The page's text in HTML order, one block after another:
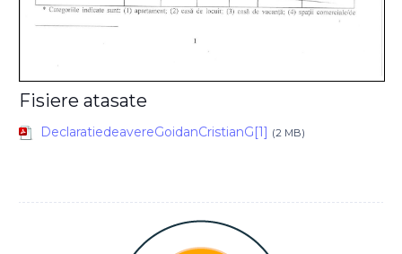
Fisiere atasate
DeclaratiedeavereGoidanCristianG[1] (2 MB)